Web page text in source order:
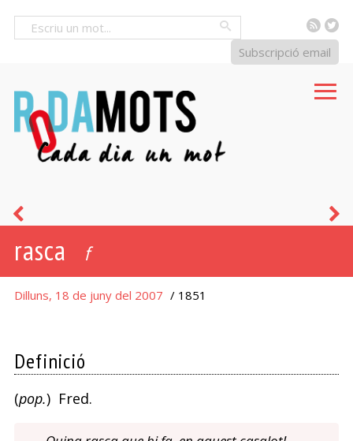
RSS
Subscripció email
rasca f
Dilluns, 18 de juny del 2007 / 1851
Definició
(pop.) Fred.
argot